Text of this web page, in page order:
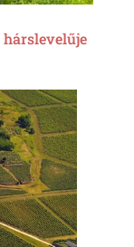
hárslevelűje